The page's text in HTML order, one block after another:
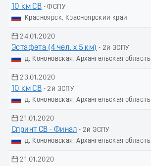
10 км СВ - ФСПУ
Красноярск, Красноярский край
24.01.2020
Эстафета (4 чел. х 5 км) - 2й ЭСПУ
д. Кононовская, Архангельская область
23.01.2020
10 км СВ - 2й ЭСПУ
д. Кононовская, Архангельская область
21.01.2020
Спринт СВ - Финал - 2й ЭСПУ
д. Кононовская, Архангельская область
21.01.2020